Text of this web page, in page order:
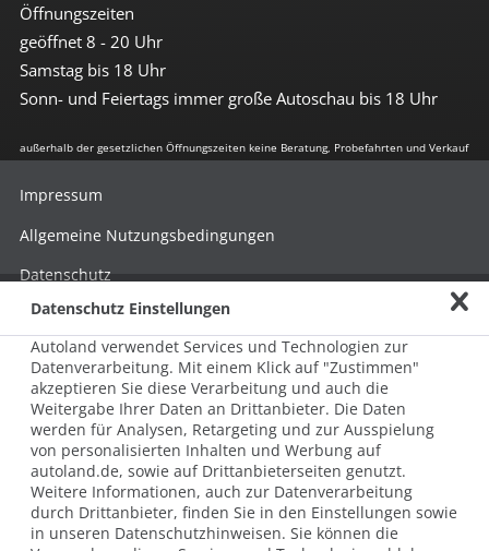
Öffnungszeiten
geöffnet 8 - 20 Uhr
Samstag bis 18 Uhr
Sonn- und Feiertags immer große Autoschau bis 18 Uhr
außerhalb der gesetzlichen Öffnungszeiten keine Beratung, Probefahrten und Verkauf
© 2026 AUTOLAND 24 SE & Co. Betriebs KG
Werner-von-Siemens-Str. 2, 06796 Brehna, Deutschland
Impressum
Allgemeine Nutzungsbedingungen
Datenschutz
Hinweisgebersystem nach HinSchG
Beschwerde nach LkSG
Grundsatzerklärung zum LkSG
Datenschutz Einstellungen
Autoland verwendet Services und Technologien zur
Datenverarbeitung. Mit einem Klick auf "Zustimmen"
akzeptieren Sie diese Verarbeitung und auch die
Weitergabe Ihrer Daten an Drittanbieter. Die Daten
werden für Analysen, Retargeting und zur Ausspielung
von personalisierten Inhalten und Werbung auf
autoland.de, sowie auf Drittanbieterseiten genutzt.
Weitere Informationen, auch zur Datenverarbeitung
durch Drittanbieter, finden Sie in den Einstellungen sowie
in unseren Datenschutzhinweisen. Sie können die